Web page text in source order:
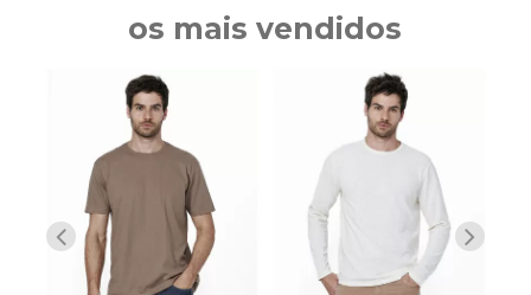
os mais vendidos